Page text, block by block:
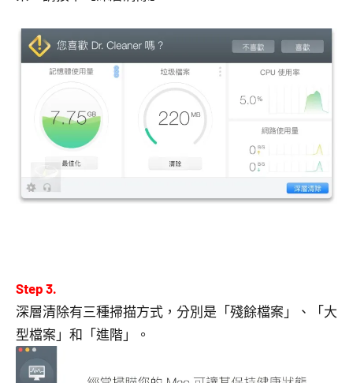
Step 3.
深層清除有三種掃描方式，分別是「殘餘檔案」、「大
型檔案」和「進階」。